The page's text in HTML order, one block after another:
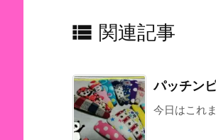
 関連記事
パッチン
今日はこれ